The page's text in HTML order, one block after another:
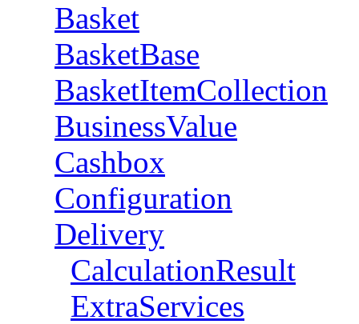
Basket
BasketBase
BasketItemCollection
BusinessValue
Cashbox
Configuration
Delivery
CalculationResult
ExtraServices